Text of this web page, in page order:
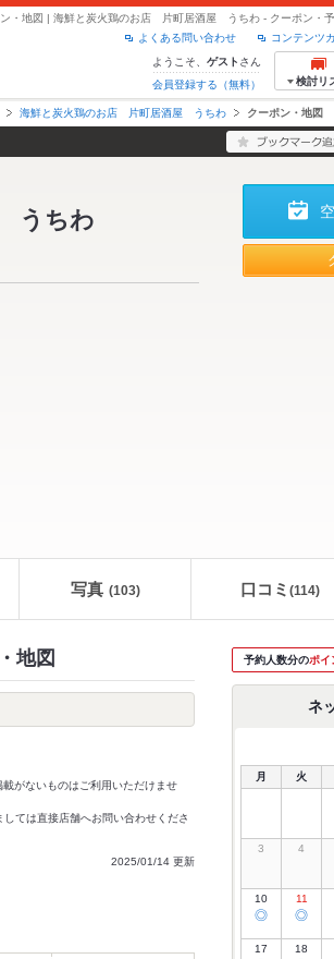
コンテンツ
よくある問い合わせ
ようこそ、 ゲスト さん
会員登録する（無料）
検討リ
海鮮と炭火鶏のお店 片町居酒屋 うちわ クーポン・地図
うちわ
写真 (103) 口コミ (114)
地図
がないものはご利用いただけませ
ては直接店舗へお問い合わせくださ
2025/01/14 更新
予約人数分のポイ
ネ
月 火
3 4
10
◎
11
◎
17 18